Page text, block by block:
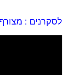
לסקרנים :